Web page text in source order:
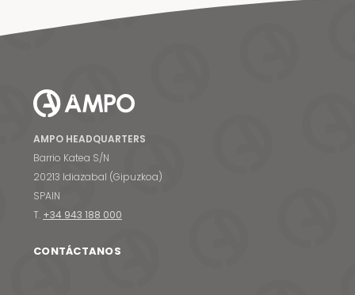
AMPO HEADQUARTERS
Barrio Katea S/N
20213 Idiazabal (Gipuzkoa)
SPAIN
T. +34 943 188 000
CONTÁCTANOS